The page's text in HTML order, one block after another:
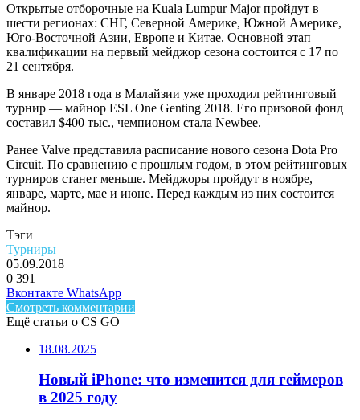
Открытые отборочные на Kuala Lumpur Major пройдут в
шести регионах: СНГ, Северной Америке, Южной Америке,
Юго-Восточной Азии, Европе и Китае. Основной этап
квалификации на первый мейджор сезона состоится с 17 по
21 сентября.
В январе 2018 года в Малайзии уже проходил рейтинговый
турнир — майнор ESL One Genting 2018. Его призовой фонд
составил $400 тыс., чемпионом стала Newbee.
Ранее Valve представила расписание нового сезона Dota Pro
Circuit. По сравнению с прошлым годом, в этом рейтинговых
турниров станет меньше. Мейджоры пройдут в ноябре,
январе, марте, мае и июне. Перед каждым из них состоится
майнор.
Тэги
Турниры
05.09.2018
0 391
Facebook
Twitter
LinkedIn
Вконтакте WhatsAppTelegram
Смотреть комментарии
Ещё статьи о CS GO
18.08.2025
Новый iPhone: что изменится для геймеров
в 2025 году